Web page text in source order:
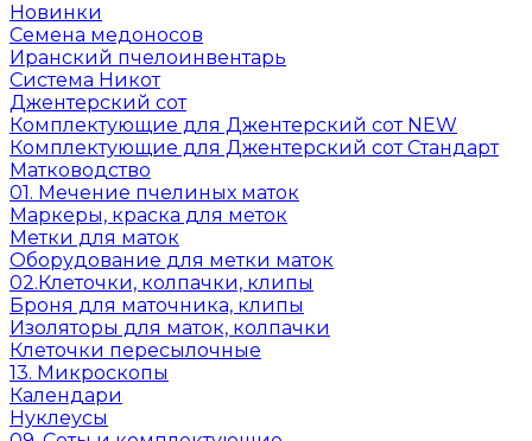
Новинки
Семена медоносов
Иранский пчелоинвентарь
Система Никот
Джентерский сот
Комплектующие для Джентерский сот NEW
Комплектующие для Джентерский сот Стандарт
Матководство
01. Мечение пчелиных маток
Маркеры, краска для меток
Метки для маток
Оборудование для метки маток
02.Клеточки, колпачки, клипы
Броня для маточника, клипы
Изоляторы для маток, колпачки
Клеточки пересылочные
13. Микроскопы
Календари
Нуклеусы